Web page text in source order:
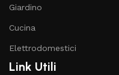
Giardino
Cucina
Elettrodomestici
Link Utili